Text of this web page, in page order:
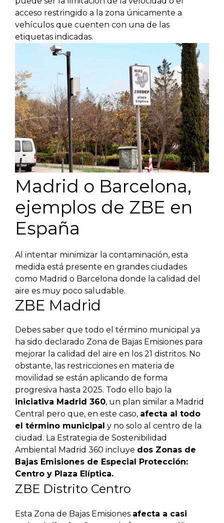
acceso restringido a la zona únicamente a
vehículos que cuenten con una de las
etiquetas indicadas.
Madrid o Barcelona,
ejemplos de ZBE en
España
Al intentar minimizar la contaminación, esta
medida está presente en grandes ciudades
como Madrid o Barcelona donde la calidad del
aire es muy poco saludable.
ZBE Madrid
Debes saber que todo el término municipal ya
ha sido declarado Zona de Bajas Emisiones para
mejorar la calidad del aire en los 21 distritos. No
obstante, las restricciones en materia de
movilidad se están aplicando de forma
progresiva hasta 2025. Todo ello bajo la
iniciativa Madrid 360, un plan similar a Madrid
Central pero que, en este caso, afecta al todo
el término municipal y no solo al centro de la
ciudad. La Estrategia de Sostenibilidad
Ambiental Madrid 360 incluye dos Zonas de
Bajas Emisiones de Especial Protección:
Centro y Plaza Elíptica.
ZBE Distrito Centro
Esta Zona de Bajas Emisiones afecta a casi